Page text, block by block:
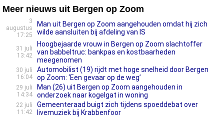
Meer nieuws uit Bergen op Zoom
3
augustus
17:25
Man uit Bergen op Zoom aangehouden omdat hij zich
wilde aansluiten bij afdeling van IS
31 juli
13:42
Hoogbejaarde vrouw in Bergen op Zoom slachtoffer
van babbeltruc: bankpas en kostbaarheden
meegenomen
30 juli
16:04
Automobilist (19) rijdt met hoge snelheid door Bergen
op Zoom: ‘Een gevaar op de weg’
29 juli
14:34
Man (26) uit Bergen op Zoom aangehouden in
onderzoek naar kogelgat in woning
22 juli
11:42
Gemeenteraad buigt zich tijdens spoeddebat over
livemuziek bij Krabbenfoor